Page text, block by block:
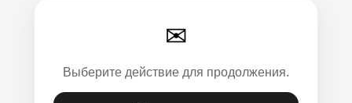
✉
Выберите действие для продолжения.